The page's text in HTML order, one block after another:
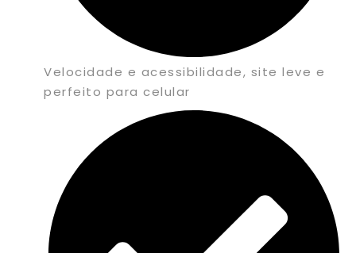
Velocidade e acessibilidade, site leve e
perfeito para celular